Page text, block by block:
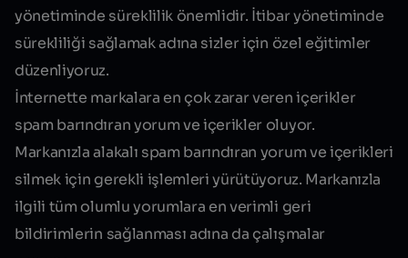
yönetiminde süreklilik önemlidir. İtibar yönetiminde
sürekliliği sağlamak adına sizler için özel eğitimler
düzenliyoruz.
İnternette markalara en çok zarar veren içerikler
spam barındıran yorum ve içerikler oluyor.
Markanızla alakalı spam barındıran yorum ve içerikleri
silmek için gerekli işlemleri yürütüyoruz. Markanızla
ilgili tüm olumlu yorumlara en verimli geri
bildirimlerin sağlanması adına da çalışmalar